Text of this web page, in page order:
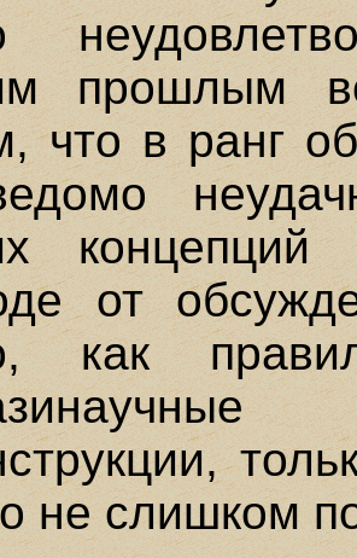
прошлым
что в ранг
от
как
не слишком